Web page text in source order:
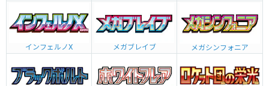
インフェルノX メガブレイブ メガシンフォニア